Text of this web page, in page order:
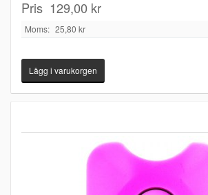
Pris 129,00 kr
Moms: 25,80 kr